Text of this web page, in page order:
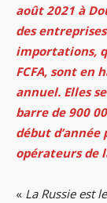
août 2021 à
des
importations,
FCFA, sont en
annuel. Elles
barre de 900
début
opérateurs de
« La Russie est